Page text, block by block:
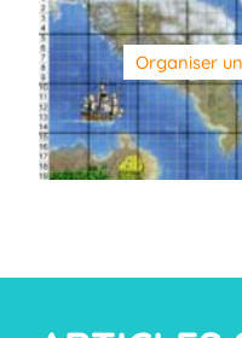
Organiser